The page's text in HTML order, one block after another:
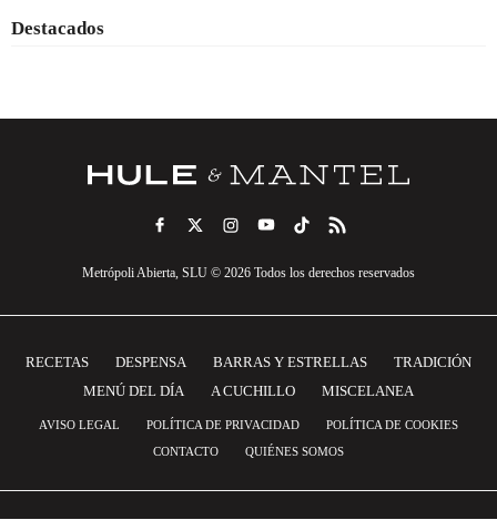
Destacados
Metrópoli Abierta, SLU © 2026 Todos los derechos reservados
RECETAS DESPENSA BARRAS Y ESTRELLAS
TRADICIÓN
MENÚ DEL DÍA
A CUCHILLO MISCELANEA
AVISO LEGAL POLÍTICA DE PRIVACIDAD
POLÍTICA DE COOKIES
CONTACTO
QUIÉNES SOMOS